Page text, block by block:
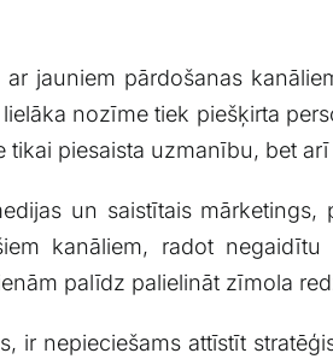
⁤jauniem pārdošanas
nozīme tiek piešķirta
piesaista uzmanību, bet
un saistītais⁣
kanāliem, radot
palīdz palielināt ‌zīmola
ir nepieciešams attīstīt